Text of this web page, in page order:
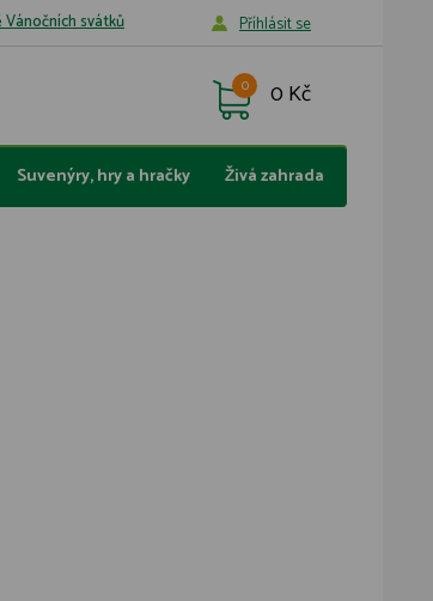
svátků Příhlásit se
0 Kč
0
Suvenýry, hry a hračky Živá zahrada